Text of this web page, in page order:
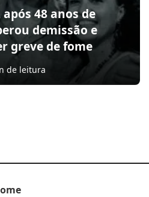
48 anos de
demissão e
greve de fome
de leitura